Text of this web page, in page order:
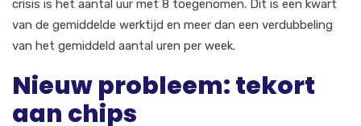
crisis is het aantal uur met 8 toegenomen. Dit is een kwart
van de gemiddelde werktijd en meer dan een verdubbeling
van het gemiddeld aantal uren per week.
Nieuw probleem: tekort
aan chips